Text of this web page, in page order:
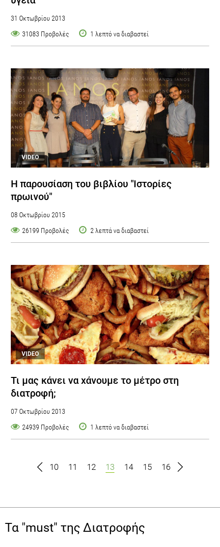
31 Οκτωβρίου 2013
31083 Προβολές
1 λεπτό να διαβαστεί
VIDEO
Η παρουσίαση του βιβλίου "Ιστορίες
πρωινού"
08 Οκτωβρίου 2015
26199 Προβολές
2 λεπτά να διαβαστεί
VIDEO
Τι μας κάνει να χάνουμε το μέτρο στη
διατροφή;
07 Οκτωβρίου 2013
24939 Προβολές
1 λεπτό να διαβαστεί
10 11 12 13 14 15 16
Τα "must" της Διατροφής